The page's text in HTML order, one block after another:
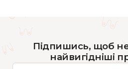
Що являє собою
Чашка такого бюстгальтера
технологією. З поролону під
Підпишись, щоб
найвигідніші